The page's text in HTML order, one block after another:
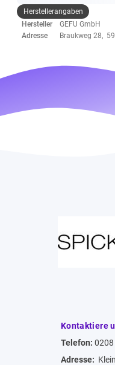
Herstellerangaben
Hersteller
GEFU GmbH
Adresse
Braukweg 28,
Kontaktiere
Telefon:
Adresse: